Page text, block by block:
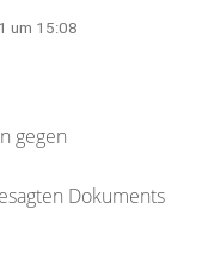
um 15:08
gegen
Dokuments